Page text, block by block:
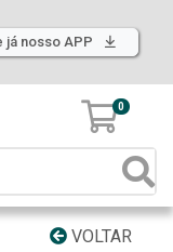
já nosso APP
0
VOLTAR